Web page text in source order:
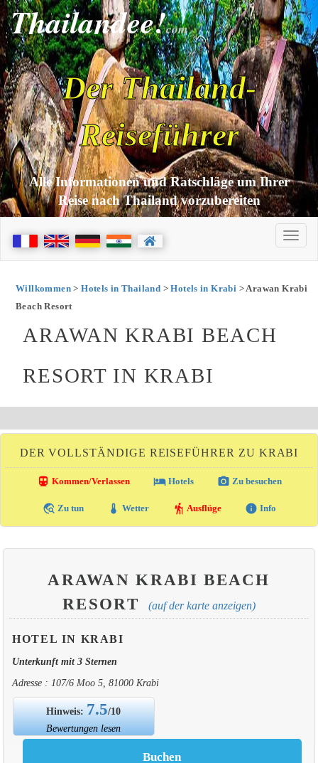
Thailandee!com
Der Thailand-
Reiseführer
Alle Informationen und Ratschläge um Ihrer
Reise nach Thailand vorzubereiten
Willkommen>Hotels in Thailand >Hotels in Krabi > Arawan Krabi
Beach Resort
ARAWAN KRABI BEACH
RESORT IN KRABI
DER VOLLSTÄNDIGE REISEFÜHRER ZU KRABI
directions_transit Kommen/Verlassen local_hotelHotels photo_camera Zu besuchen
travel_explore Zu tun thermostat Wetter hiking Ausflüge info Info
ARAWAN KRABI BEACH
RESORT
(auf der karte anzeigen)
HOTEL IN KRABI
Unterkunft mit 3 Sternen
Adresse : 107/6 Moo 5, 81000 Krabi
Hinweis: 7.5/10
Bewertungen lesen